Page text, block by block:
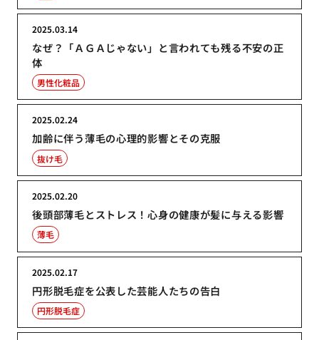
なぜ？「ＡＧＡじゃない」と言われても残る不安の正
体
2025.03.14
男性化粧品
加齢に伴う薄毛の心理的影響とその克服
2025.02.24
抜け毛
後頭部薄毛とストレス！心身の健康が髪に与える影響
2025.02.20
薄毛
円形脱毛症を公表した芸能人たちの告白
2025.02.17
円形脱毛症